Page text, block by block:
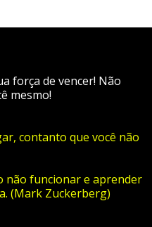
força de vencer! Não
mesmo!
contanto que você não
não funcionar e aprender
(Mark Zuckerberg)